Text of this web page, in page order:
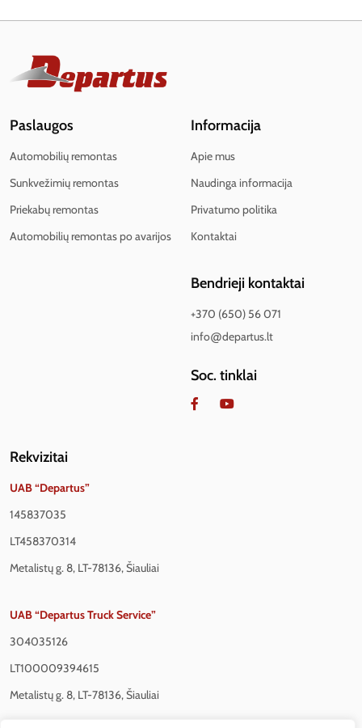
Paslaugos
Automobilių remontas
Sunkvežimių remontas
Priekabų remontas
Automobilių remontas po avarijos
Informacija
Apie mus
Naudinga informacija
Privatumo politika
Kontaktai
Bendrieji kontaktai
+370 (650) 56 071
info@departus.lt
Soc. tinklai
Rekvizitai
UAB “Departus”
145837035
LT458370314
Metalistų g. 8, LT-78136, Šiauliai
UAB “Departus Truck Service”
304035126
LT100009394615
Metalistų g. 8, LT-78136, Šiauliai